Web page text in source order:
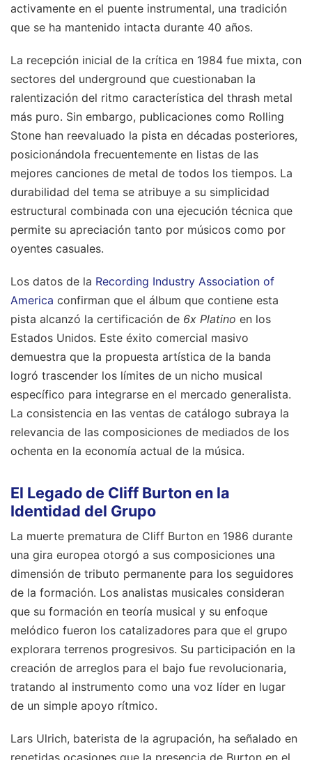
activamente en el puente instrumental, una tradición
que se ha mantenido intacta durante 40 años.
La recepción inicial de la crítica en 1984 fue mixta, con
sectores del underground que cuestionaban la
ralentización del ritmo característica del thrash metal
más puro. Sin embargo, publicaciones como Rolling
Stone han reevaluado la pista en décadas posteriores,
posicionándola frecuentemente en listas de las
mejores canciones de metal de todos los tiempos. La
durabilidad del tema se atribuye a su simplicidad
estructural combinada con una ejecución técnica que
permite su apreciación tanto por músicos como por
oyentes casuales.
Los datos de la Recording Industry Association of
America confirman que el álbum que contiene esta
pista alcanzó la certificación de 6x Platino en los
Estados Unidos. Este éxito comercial masivo
demuestra que la propuesta artística de la banda
logró trascender los límites de un nicho musical
específico para integrarse en el mercado generalista.
La consistencia en las ventas de catálogo subraya la
relevancia de las composiciones de mediados de los
ochenta en la economía actual de la música.
El Legado de Cliff Burton en la
Identidad del Grupo
La muerte prematura de Cliff Burton en 1986 durante
una gira europea otorgó a sus composiciones una
dimensión de tributo permanente para los seguidores
de la formación. Los analistas musicales consideran
que su formación en teoría musical y su enfoque
melódico fueron los catalizadores para que el grupo
explorara terrenos progresivos. Su participación en la
creación de arreglos para el bajo fue revolucionaria,
tratando al instrumento como una voz líder en lugar
de un simple apoyo rítmico.
Lars Ulrich, baterista de la agrupación, ha señalado en